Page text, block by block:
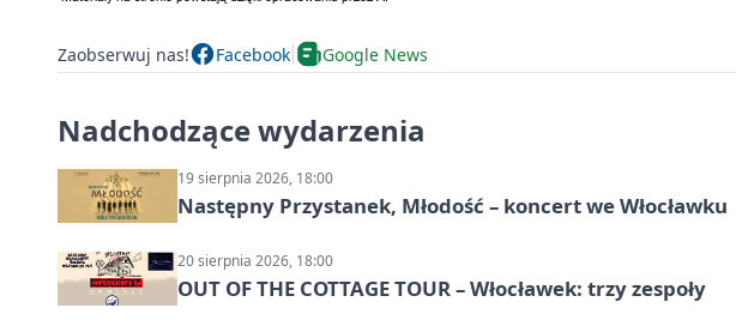
Zaobserwuj nas! Facebook Google News
Nadchodzące wydarzenia
19 sierpnia 2026, 18:00
Następny Przystanek, Młodość – koncert we Włocławku
20 sierpnia 2026, 18:00
OUT OF THE COTTAGE TOUR – Włocławek: trzy zespoły